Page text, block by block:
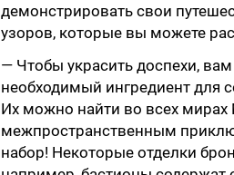
демонстрировать свои
узоров, которые вы можете
— Чтобы украсить доспехи,
необходимый ингредиент для
Их можно найти во всех мирах
межпространственным
набор! Некоторые отделки